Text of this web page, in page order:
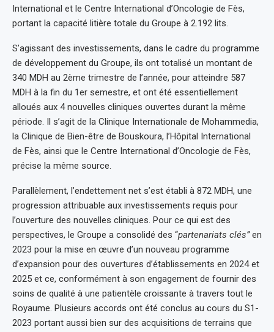
International et le Centre International d’Oncologie de Fès,
portant la capacité litière totale du Groupe à 2.192 lits.
S’agissant des investissements, dans le cadre du programme
de développement du Groupe, ils ont totalisé un montant de
340 MDH au 2ème trimestre de l’année, pour atteindre 587
MDH à la fin du 1er semestre, et ont été essentiellement
alloués aux 4 nouvelles cliniques ouvertes durant la même
période. Il s’agit de la Clinique Internationale de Mohammedia,
la Clinique de Bien-être de Bouskoura, l’Hôpital International
de Fès, ainsi que le Centre International d’Oncologie de Fès,
précise la même source.
Parallèlement, l’endettement net s’est établi à 872 MDH, une
progression attribuable aux investissements requis pour
l’ouverture des nouvelles cliniques. Pour ce qui est des
perspectives, le Groupe a consolidé des “partenariats clés”en
2023 pour la mise en œuvre d’un nouveau programme
d’expansion pour des ouvertures d’établissements en 2024 et
2025 et ce, conformément à son engagement de fournir des
soins de qualité à une patientèle croissante à travers tout le
Royaume. Plusieurs accords ont été conclus au cours du S1-
2023 portant aussi bien sur des acquisitions de terrains que